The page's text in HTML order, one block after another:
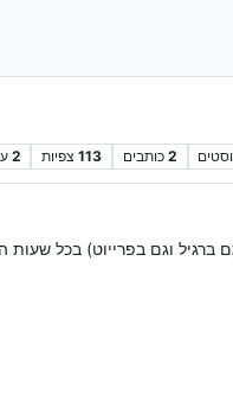
2 כותבים 113 צפיות 2
ברגיל וגם בפרייוט) בכל שעות